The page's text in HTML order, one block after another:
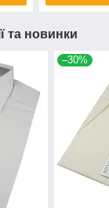
та новинки
–30%